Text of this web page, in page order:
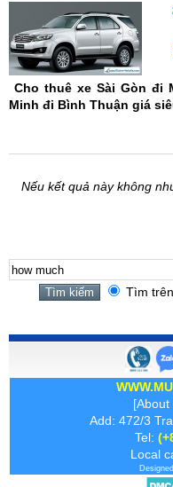
Cho thuê xe Sài Gòn đi
Minh đi Bình Thuận giá
Nếu kết quả này không
Tìm
[About
Add: 472/3
Tel:
Local